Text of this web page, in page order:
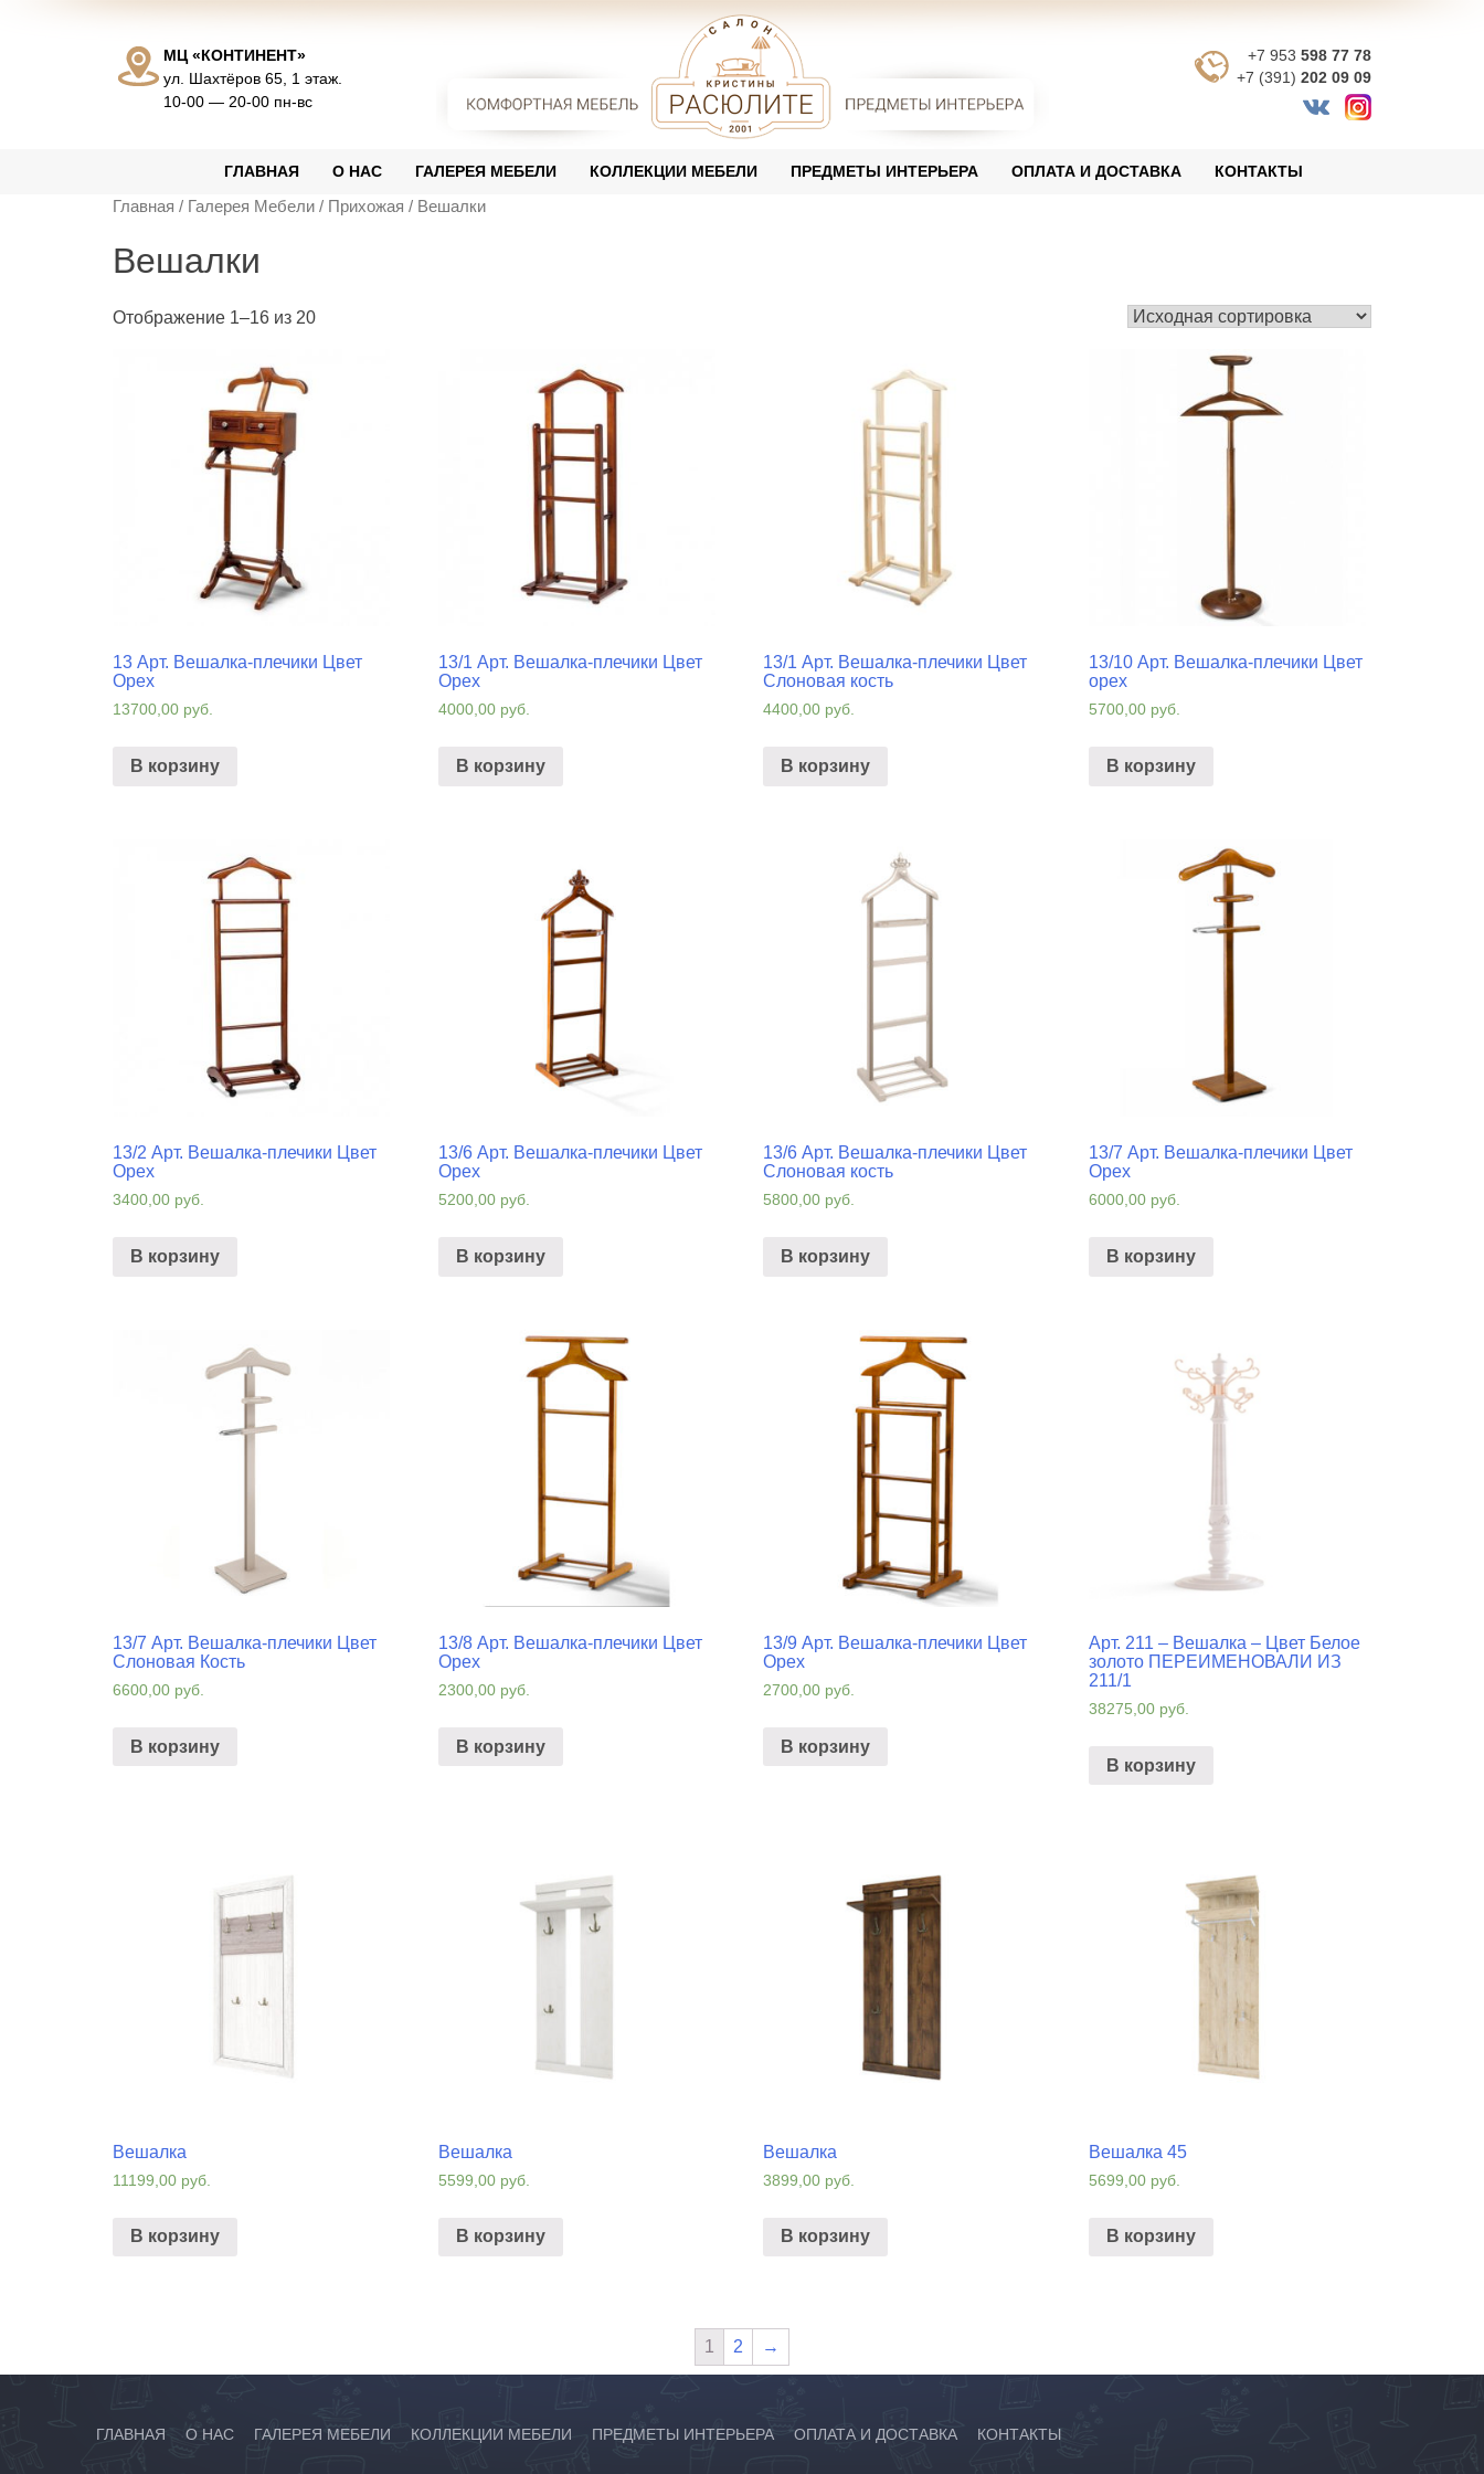
МЦ «КОНТИНЕНТ»
ул. Шахтёров 65, 1 этаж.
10-00 — 20-00 пн-вс
+7 953 598 77 78
+7 (391) 202 09 09
ГЛАВНАЯ О НАС ГАЛЕРЕЯ МЕБЕЛИ КОЛЛЕКЦИИ МЕБЕЛИ ПРЕДМЕТЫ ИНТЕРЬЕРА ОПЛАТА И ДОСТАВКА
КОНТАКТЫ
Главная / Галерея Мебели / Прихожая / Вешалки
Вешалки
Отображение 1–16 из 20
13 Арт. Вешалка-плечики Цвет
Орех
13700,00 руб.
В корзину
13/1 Арт. Вешалка-плечики Цвет
Орех
4000,00руб.
В корзину
13/1 Арт. Вешалка-плечики Цвет
Слоновая кость
4400,00 руб.
В корзину
13/10 Арт. Вешалка-плечики Цвет
орех
5700,00 руб.
В корзину
13/2 Арт. Вешалка-плечики Цвет
Орех
3400,00 руб.
В корзину
13/6 Арт. Вешалка-плечики Цвет
Орех
5200,00руб.
В корзину
13/6 Арт. Вешалка-плечики Цвет
Слоновая кость
5800,00 руб.
В корзину
13/7 Арт. Вешалка-плечики Цвет
Орех
6000,00 руб.
В корзину
13/7 Арт. Вешалка-плечики Цвет
Слоновая Кость
6600,00 руб.
В корзину
13/8 Арт. Вешалка-плечики Цвет
Орех
2300,00руб.
В корзину
13/9 Арт. Вешалка-плечики Цвет
Орех
2700,00 руб.
В корзину
Арт. 211 – Вешалка – Цвет Белое
золото ПЕРЕИМЕНОВАЛИ ИЗ
211/1
38275,00 руб.
В корзину
Вешалка
11199,00 руб.
В корзину
Вешалка
5599,00руб.
В корзину
Вешалка
3899,00 руб.
В корзину
Вешалка 45
5699,00 руб.
В корзину
1 2 →
ГЛАВНАЯ О НАС ГАЛЕРЕЯ МЕБЕЛИ КОЛЛЕКЦИИ МЕБЕЛИ ПРЕДМЕТЫ ИНТЕРЬЕРА ОПЛАТА И ДОСТАВКА КОНТАКТЫ